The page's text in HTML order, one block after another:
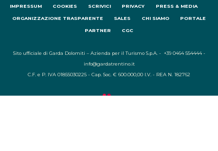
IMPRESSUM COOKIES SCRIVICI PRIVACY PRESS & MEDIA
ORGANIZZAZIONE TRASPARENTE SALES CHI SIAMO PORTALE
PARTNER CGC
Sito ufficiale di Garda Dolomiti – Azienda per il Turismo S.p.A. - +39 0464 554444 -
info@gardatrentino.it
C.F. e P. IVA 01855030225 - Cap. Soc. € 600.000,00 I.V. - REA N. 182762